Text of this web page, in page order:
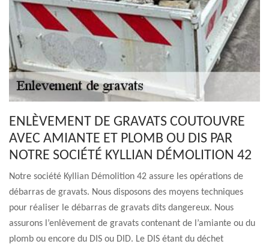
ENLÈVEMENT DE GRAVATS COUTOUVRE
AVEC AMIANTE ET PLOMB OU DIS PAR
NOTRE SOCIÉTÉ KYLLIAN DÉMOLITION 42
Notre société Kyllian Démolition 42 assure les opérations de
débarras de gravats. Nous disposons des moyens techniques
pour réaliser le débarras de gravats dits dangereux. Nous
assurons l’enlèvement de gravats contenant de l’amiante ou du
plomb ou encore du DIS ou DID. Le DIS étant du déchet